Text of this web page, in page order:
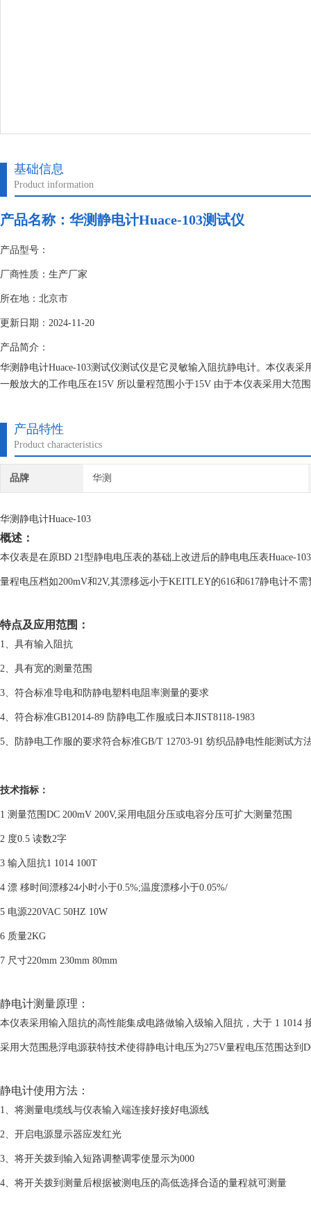
基础信息
Product information
产品名称： 华测静电计Huace-103测试仪
产品型号：
厂商性质：生产厂家
所在地：北京市
更新日期：2024-11-20
产品简介：
华测静电计Huace-103测试仪测试仪是它灵敏输入阻抗静电计。本仪表
一般放大的工作电压在15V 所以量程范围小于15V 由于本仪表采用大范
产品特性
Product characteristics
品牌 华测
华测静电计Huace-103
概述：
本仪表是在原BD 21型静电电压表的基础上改进后的静电电压表Huace-
量程电压档如200mV和2V,其漂移远小于KEITLEY的616和617静电计不
特点及应用范围：
1、具有输入阻抗
2、具有宽的测量范围
3、符合标准导电和防静电塑料电阻率测量的要求
4、符合标准GB12014-89 防静电工作服或日本JIST8118-1983
5、防静电工作服的要求符合标准GB/T 12703-91 纺织品静电性能测试方
技术指标：
1 测量范围DC 200mV 200V,采用电阻分压或电容分压可扩大测量范围
2 度0.5 读数2字
3 输入阻抗1 1014 100T
4 漂 移时间漂移24小时小于0.5%;温度漂移小于0.05%/
5 电源220VAC 50HZ 10W
6 质量2KG
7 尺寸220mm 230mm 80mm
静电计测量原理：
本仪表采用输入阻抗的高性能集成电路做输入级输入阻抗，大于 1 1014
采用大范围悬浮电源获特技术使得静电计电压为275V量程电压范围达到
静电计使用方法：
1、将测量电缆线与仪表输入端连接好接好电源线
2、开启电源显示器应发红光
3、将开关拨到输入短路调整调零使显示为000
4、将开关拨到测量后根据被测电压的高低选择合适的量程就可测量